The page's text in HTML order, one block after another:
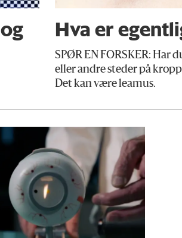
Hva er
SPØR EN FORSKER: Har
eller andre steder på
Det kan være leamus.